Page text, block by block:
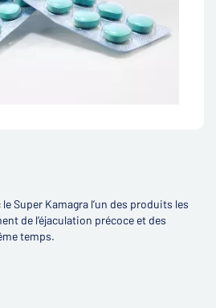
Super Kamagra l’un des produits les
de l’éjaculation précoce et des
temps.